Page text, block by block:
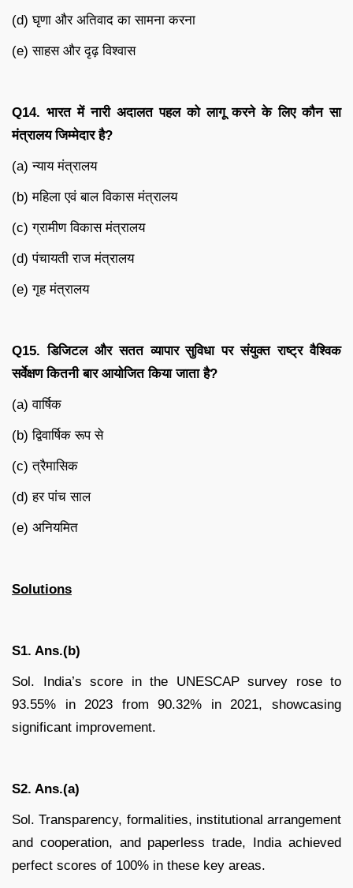
(d) घृणा और अतिवाद का सामना करना
(e) साहस और दृढ़ विश्वास
Q14. भारत में नारी अदालत पहल को लागू करने के लिए कौन सा
मंत्रालय जिम्मेदार है?
(a) न्याय मंत्रालय
(b) महिला एवं बाल विकास मंत्रालय
(c) ग्रामीण विकास मंत्रालय
(d) पंचायती राज मंत्रालय
(e) गृह मंत्रालय
Q15.डिजिटल और सतत व्यापार सुविधा पर संयुक्त राष्ट्र वैश्विक
सर्वेक्षण कितनी बार आयोजित किया जाता है?
(a) वार्षिक
(b) द्विवार्षिक रूप से
(c) त्रैमासिक
(d) हर पांच साल
(e) अनियमित
Solutions
S1. Ans.(b)
Sol. India’s score in the UNESCAP survey rose to
93.55% in 2023 from 90.32% in 2021, showcasing
significant improvement.
S2. Ans.(a)
Sol. Transparency, formalities, institutional arrangement
and cooperation, and paperless trade, India achieved
perfect scores of 100% in these key areas.